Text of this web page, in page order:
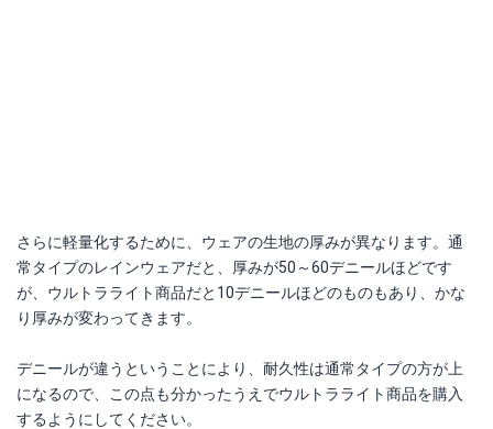
さらに軽量化するために、ウェアの生地の厚みが異なります。通
常タイプのレインウェアだと、厚みが50～60デニールほどです
が、ウルトラライト商品だと10デニールほどのものもあり、かな
り厚みが変わってきます。
デニールが違うということにより、耐久性は通常タイプの方が上
になるので、この点も分かったうえでウルトラライト商品を購入
するようにしてください。